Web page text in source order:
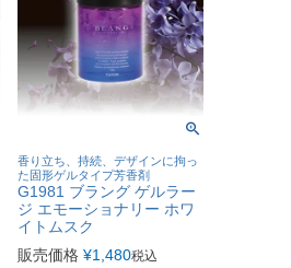
香り立ち、持続、デザインに拘っ
た固形ゲルタイプ芳香剤
G1981 ブラング ゲルラー
ジ エモーショナリー ホワ
イトムスク
販売価格 ¥1,480税込